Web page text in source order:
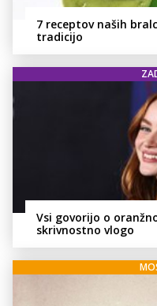
7 receptov naših
tradicijo
Vsi govorijo o
skrivnostno vlogo